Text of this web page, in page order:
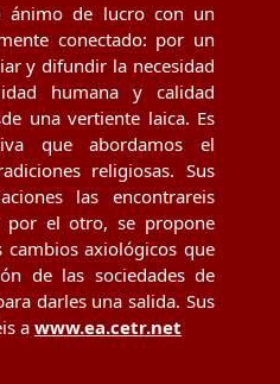
ánimo de lucro con un
conectado: por un
y difundir la necesidad
humana y calidad
una vertiente laica. Es
que abordamos el
religiosas. Sus
las encontrareis
el otro, se propone
axiológicos que
de las sociedades de
darles una salida. Sus
a www.ea.cetr.net